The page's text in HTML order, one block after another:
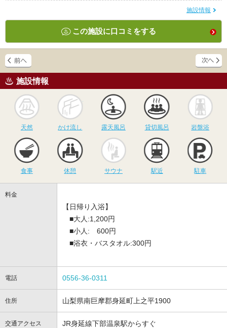
施設情報
この施設に口コミをする
施設情報
天然
かけ流し
かけ流し
露天風呂
露天風呂
貸切風呂
貸切風呂 岩盤浴
食事 休憩
サウナ
サウナ 駅近 駐車
料金
【日帰り入浴】
■大人:1,200円
■小人: 600円
■浴衣・バスタオル:300円
電話 0556-36-0311
住所 山梨県南巨摩郡身延町上之平1900
交通アクセス JR身延線下部温泉駅からすぐ